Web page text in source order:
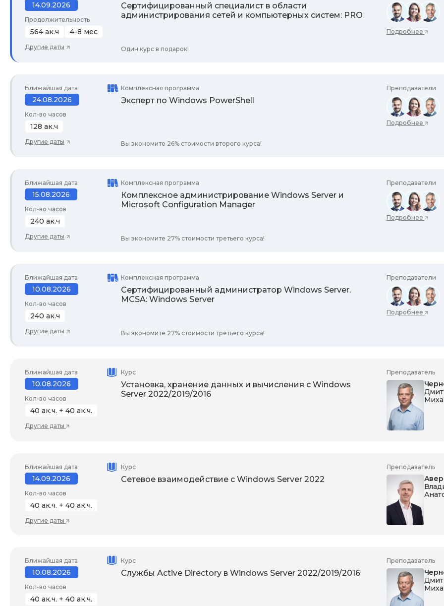
14.09.2026
Продолжительность
564 ак.ч 4-8 мес
Другие даты
Сертифицированный специалист в области
администрирования сетей и компьютерных систем: PRO
Один курс в подарок!
Подробнее
Ближайшая дата
24.08.2026
Кол-во часов
128 ак.ч
Другие даты
Комплексная программа
Эксперт по Windows PowerShell
Вы экономите 26% стоимости второго курса!
Преподаватели
Подробнее
Ближайшая дата
15.08.2026
Кол-во часов
240 ак.ч
Другие даты
Комплексная программа
Комплексное администрирование Windows Server и
Microsoft Configuration Manager
Вы экономите 27% стоимости третьего курса!
Преподаватели
Подробнее
Ближайшая дата
10.08.2026
Кол-во часов
240 ак.ч
Другие даты
Комплексная программа
Сертифицированный администратор Windows Server.
MCSA: Windows Server
Вы экономите 27% стоимости третьего курса!
Преподаватели
Подробнее
Ближайшая дата
10.08.2026
Кол-во часов
40 ак.ч. + 40 ак.ч.
Другие даты
Курс
Установка, хранение данных и вычисления с Windows
Server 2022/2019/2016
Преподаватель
Ближайшая дата
14.09.2026
Кол-во часов
40 ак.ч. + 40 ак.ч.
Другие даты
Курс
Сетевое взаимодействие с Windows Server 2022
Преподаватель
Ближайшая дата
10.08.2026
Кол-во часов
40 ак.ч. + 40 ак.ч.
Курс
Службы Active Directory в Windows Server 2022/2019/2016
Преподаватель